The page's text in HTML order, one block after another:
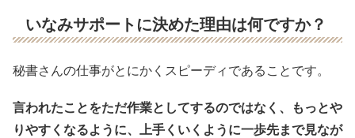
いなみサポートに決めた理由は何ですか？
秘書さんの仕事がとにかくスピーディであることです。
言われたことをただ作業としてするのではなく、もっとや
りやすくなるように、上手くいくように一歩先まで見なが